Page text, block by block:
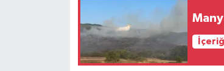
HABERDE İNSAN
İş Dünyası